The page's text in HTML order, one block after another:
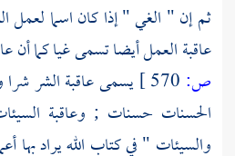
ثم إن " الغي " إذا كان اسما
عاقبة العمل أيضا تسمى غيا كما أن
ص:
يسمى عاقبة الشر شرا
الحسنات حسنات ; وعاقبة
والسيئات " في كتاب الله يراد بها